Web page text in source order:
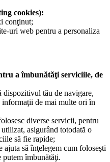
cookies):
conţinut;
uri web pentru a personaliza
a îmbunătăţi serviciile, de
dispozitivul tău de navigare,
informaţii de mai multe ori în
diverse servicii, pentru
asigurând totodată o
să fie rapide;
ajuta să înţelegem cum foloseşti
îmbunătăţi.